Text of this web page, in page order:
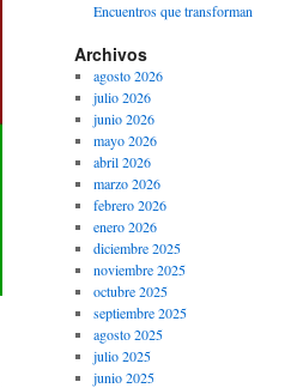
Encuentros que transforman
Archivos
agosto 2026
julio 2026
junio 2026
mayo 2026
abril 2026
marzo 2026
febrero 2026
enero 2026
diciembre 2025
noviembre 2025
octubre 2025
septiembre 2025
agosto 2025
julio 2025
junio 2025